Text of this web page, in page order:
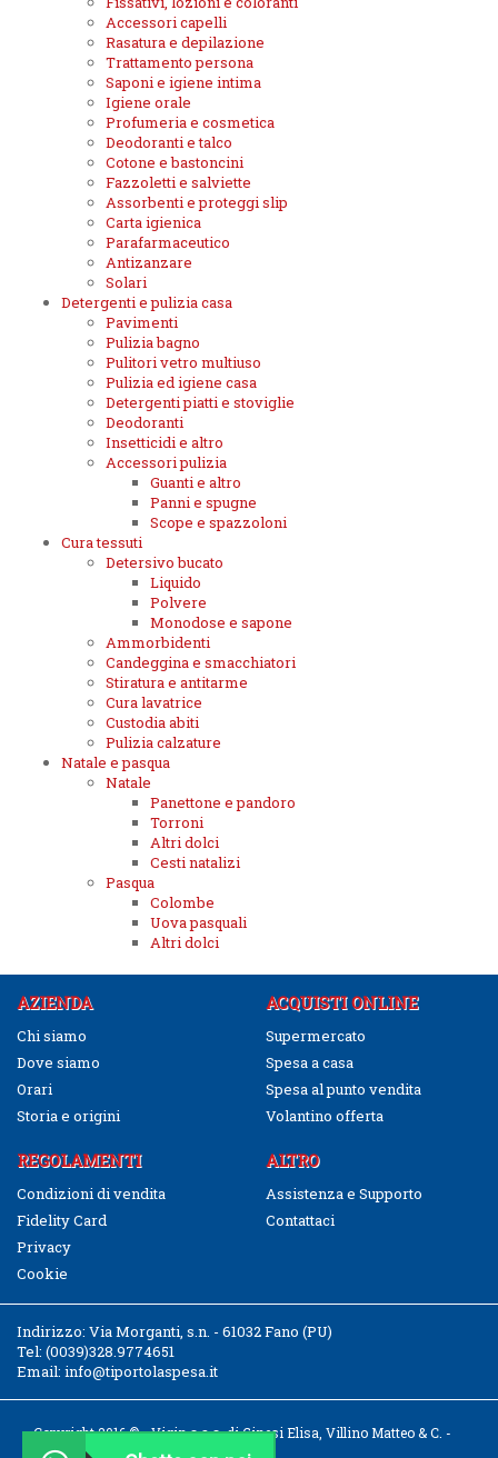
Accessori capelli
Rasatura e depilazione
Trattamento persona
Saponi e igiene intima
Igiene orale
Profumeria e cosmetica
Deodoranti e talco
Cotone e bastoncini
Fazzoletti e salviette
Assorbenti e proteggi slip
Carta igienica
Parafarmaceutico
Antizanzare
Solari
Detergenti e pulizia casa
Pavimenti
Pulizia bagno
Pulitori vetro multiuso
Pulizia ed igiene casa
Detergenti piatti e stoviglie
Deodoranti
Insetticidi e altro
Accessori pulizia
Guanti e altro
Panni e spugne
Scope e spazzoloni
Cura tessuti
Detersivo bucato
Liquido
Polvere
Monodose e sapone
Ammorbidenti
Candeggina e smacchiatori
Stiratura e antitarme
Cura lavatrice
Custodia abiti
Pulizia calzature
Natale e pasqua
Natale
Panettone e pandoro
Torroni
Altri dolci
Cesti natalizi
Pasqua
Colombe
Uova pasquali
Altri dolci
AZIENDA
Chi siamo
Dove siamo
Orari
Storia e origini
ACQUISTI ONLINE
Supermercato
Spesa a casa
Spesa al punto vendita
Volantino offerta
REGOLAMENTI
Condizioni di vendita
Fidelity Card
Privacy
Cookie
ALTRO
Assistenza e Supporto
Contattaci
Indirizzo: Via Morganti, s.n. - 61032 Fano (PU)
Tel: (0039)328.9774651
Email: info@tiportolaspesa.it
Copyright 2016 © - Vigin s.a.s. di Ginesi Elisa, Villino Matteo & C. -
CF/P.IVA 02526040411